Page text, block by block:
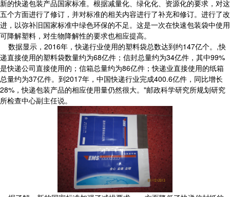
新的快递包装产品国家标准。根据减量化、绿化化、资源化的要求，对这
五个方面进行了修订，并对标准的相关内容进行了补充和修订。进行了改
进，以弥补旧国家标准中绿色环保的不足。这是一次在快速包装袋中使用
可降解塑料，对生物降解性的要求也相应提高。
数据显示，2016年，快递行业使用的塑料袋总数达到约147亿个。,快
递直接使用的塑料袋数量约为68亿件；信封总量约为34亿件，其中99%
是快递公司直接使用的；信箱总量约为86亿件；快递业直接使用的纸箱
总量约为37亿件。到2017年，中国快递行业完成400.6亿件，同比增长
28%，快递包装产品的相应使用量仍然很大。"邮政科学研究所规划研究
所检查中心副主任说。